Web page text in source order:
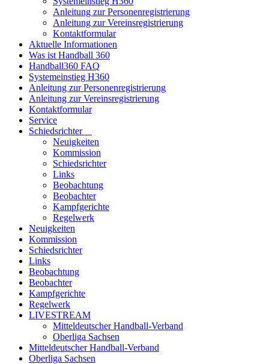
Anleitung zur Personenregistrierung
Anleitung zur Vereinsregistrierung
Kontaktformular
Aktuelle Informationen
Was ist Handball 360
Handball360 FAQ
Systemeinstieg H360
Anleitung zur Personenregistrierung
Anleitung zur Vereinsregistrierung
Kontaktformular
Service
Schiedsrichter
Neuigkeiten
Kommission
Schiedsrichter
Links
Beobachtung
Beobachter
Kampfgerichte
Regelwerk
Neuigkeiten
Kommission
Schiedsrichter
Links
Beobachtung
Beobachter
Kampfgerichte
Regelwerk
LIVESTREAM
Mitteldeutscher Handball-Verband
Oberliga Sachsen
Mitteldeutscher Handball-Verband
Oberliga Sachsen